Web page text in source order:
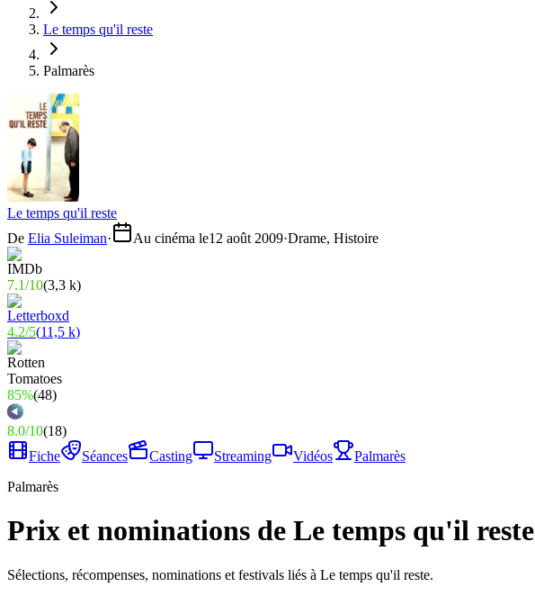
Le temps qu'il reste
Palmarès
Le temps qu'il reste
De Elia Suleiman· Au cinéma le12 août 2009·Drame, Histoire
7.1/10(3,3 k)
4.2/5(11,5 k)
85%(48)
8.0/10(18)
Fiche
Séances Casting Streaming Vidéos
Palmarès
Palmarès
Prix et nominations de Le temps qu'il reste
Sélections, récompenses, nominations et festivals liés à Le temps qu'il reste.